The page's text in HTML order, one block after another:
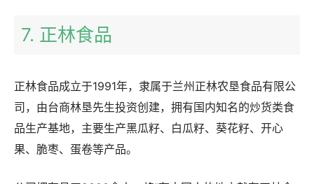
7. 正林食品
正林食品成立于1991年，隶属于兰州正林农垦食品有限公
司，由台商林垦先生投资创建，拥有国内知名的炒货类食
品生产基地，主要生产黑瓜籽、白瓜籽、葵花籽、开心
果、脆枣、蛋卷等产品。